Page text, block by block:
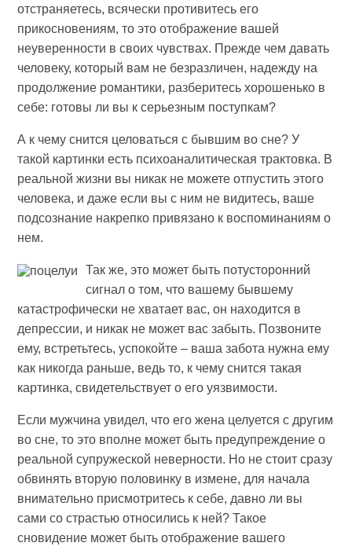
отстраняетесь, всячески противитесь его
прикосновениям, то это отображение вашей
неуверенности в своих чувствах. Прежде чем давать
человеку, который вам не безразличен, надежду на
продолжение романтики, разберитесь хорошенько в
себе: готовы ли вы к серьезным поступкам?
А к чему снится целоваться с бывшим во сне? У
такой картинки есть психоаналитическая трактовка. В
реальной жизни вы никак не можете отпустить этого
человека, и даже если вы с ним не видитесь, ваше
подсознание накрепко привязано к воспоминаниям о
нем.
Так же, это может быть потусторонний
сигнал о том, что вашему бывшему
катастрофически не хватает вас, он находится в
депрессии, и никак не может вас забыть. Позвоните
ему, встретьтесь, успокойте – ваша забота нужна ему
как никогда раньше, ведь то, к чему снится такая
картинка, свидетельствует о его уязвимости.
Если мужчина увидел, что его жена целуется с другим
во сне, то это вполне может быть предупреждение о
реальной супружеской неверности. Но не стоит сразу
обвинять вторую половинку в измене, для начала
внимательно присмотритесь к себе, давно ли вы
сами со страстью относились к ней? Такое
сновидение может быть отображение вашего